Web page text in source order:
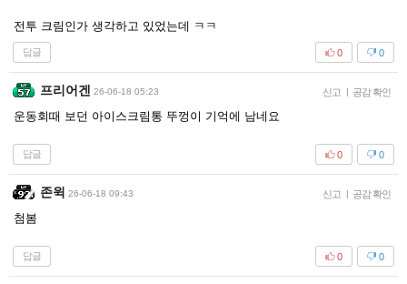
전투 크림인가 생각하고 있었는데 ㅋㅋ
답글 0
0
프리어겐 26-06-18 05:23 신고 | 공감 확인
운동회때 보던 아이스크림통 뚜껑이 기억에 남네요
답글 0
0
존윅 26-06-18 09:43 신고 | 공감 확인
첨봄
답글 0
0